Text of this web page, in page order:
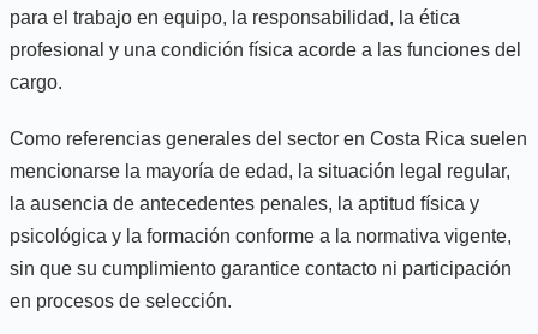
para el trabajo en equipo, la responsabilidad, la ética
profesional y una condición física acorde a las funciones del
cargo.
Como referencias generales del sector en Costa Rica suelen
mencionarse la mayoría de edad, la situación legal regular,
la ausencia de antecedentes penales, la aptitud física y
psicológica y la formación conforme a la normativa vigente,
sin que su cumplimiento garantice contacto ni participación
en procesos de selección.